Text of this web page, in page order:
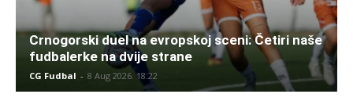
Crnogorski duel na evropskoj sceni: Četiri naše
fudbalerke na dvije strane
CG Fudbal - 8 Aug 2026. 18:22